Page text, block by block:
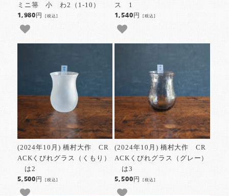
ミニ箒 小 わ2（1-10）
1,980円[税込]
ス 1
1,540円 [税込]
(2024年10月) 橋村大作 CR
ACKくびれグラス（くもり）
は2
5,500円[税込]
(2024年10月) 橋村大作 CR
ACKくびれグラス（グレー）
は3
5,500円 [税込]